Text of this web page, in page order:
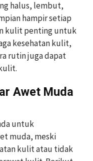
halus, lembut,
hampir setiap
kulit penting untuk
kesehatan kulit,
rutin juga dapat
Awet Muda
untuk
muda, meski
kulit atau tidak